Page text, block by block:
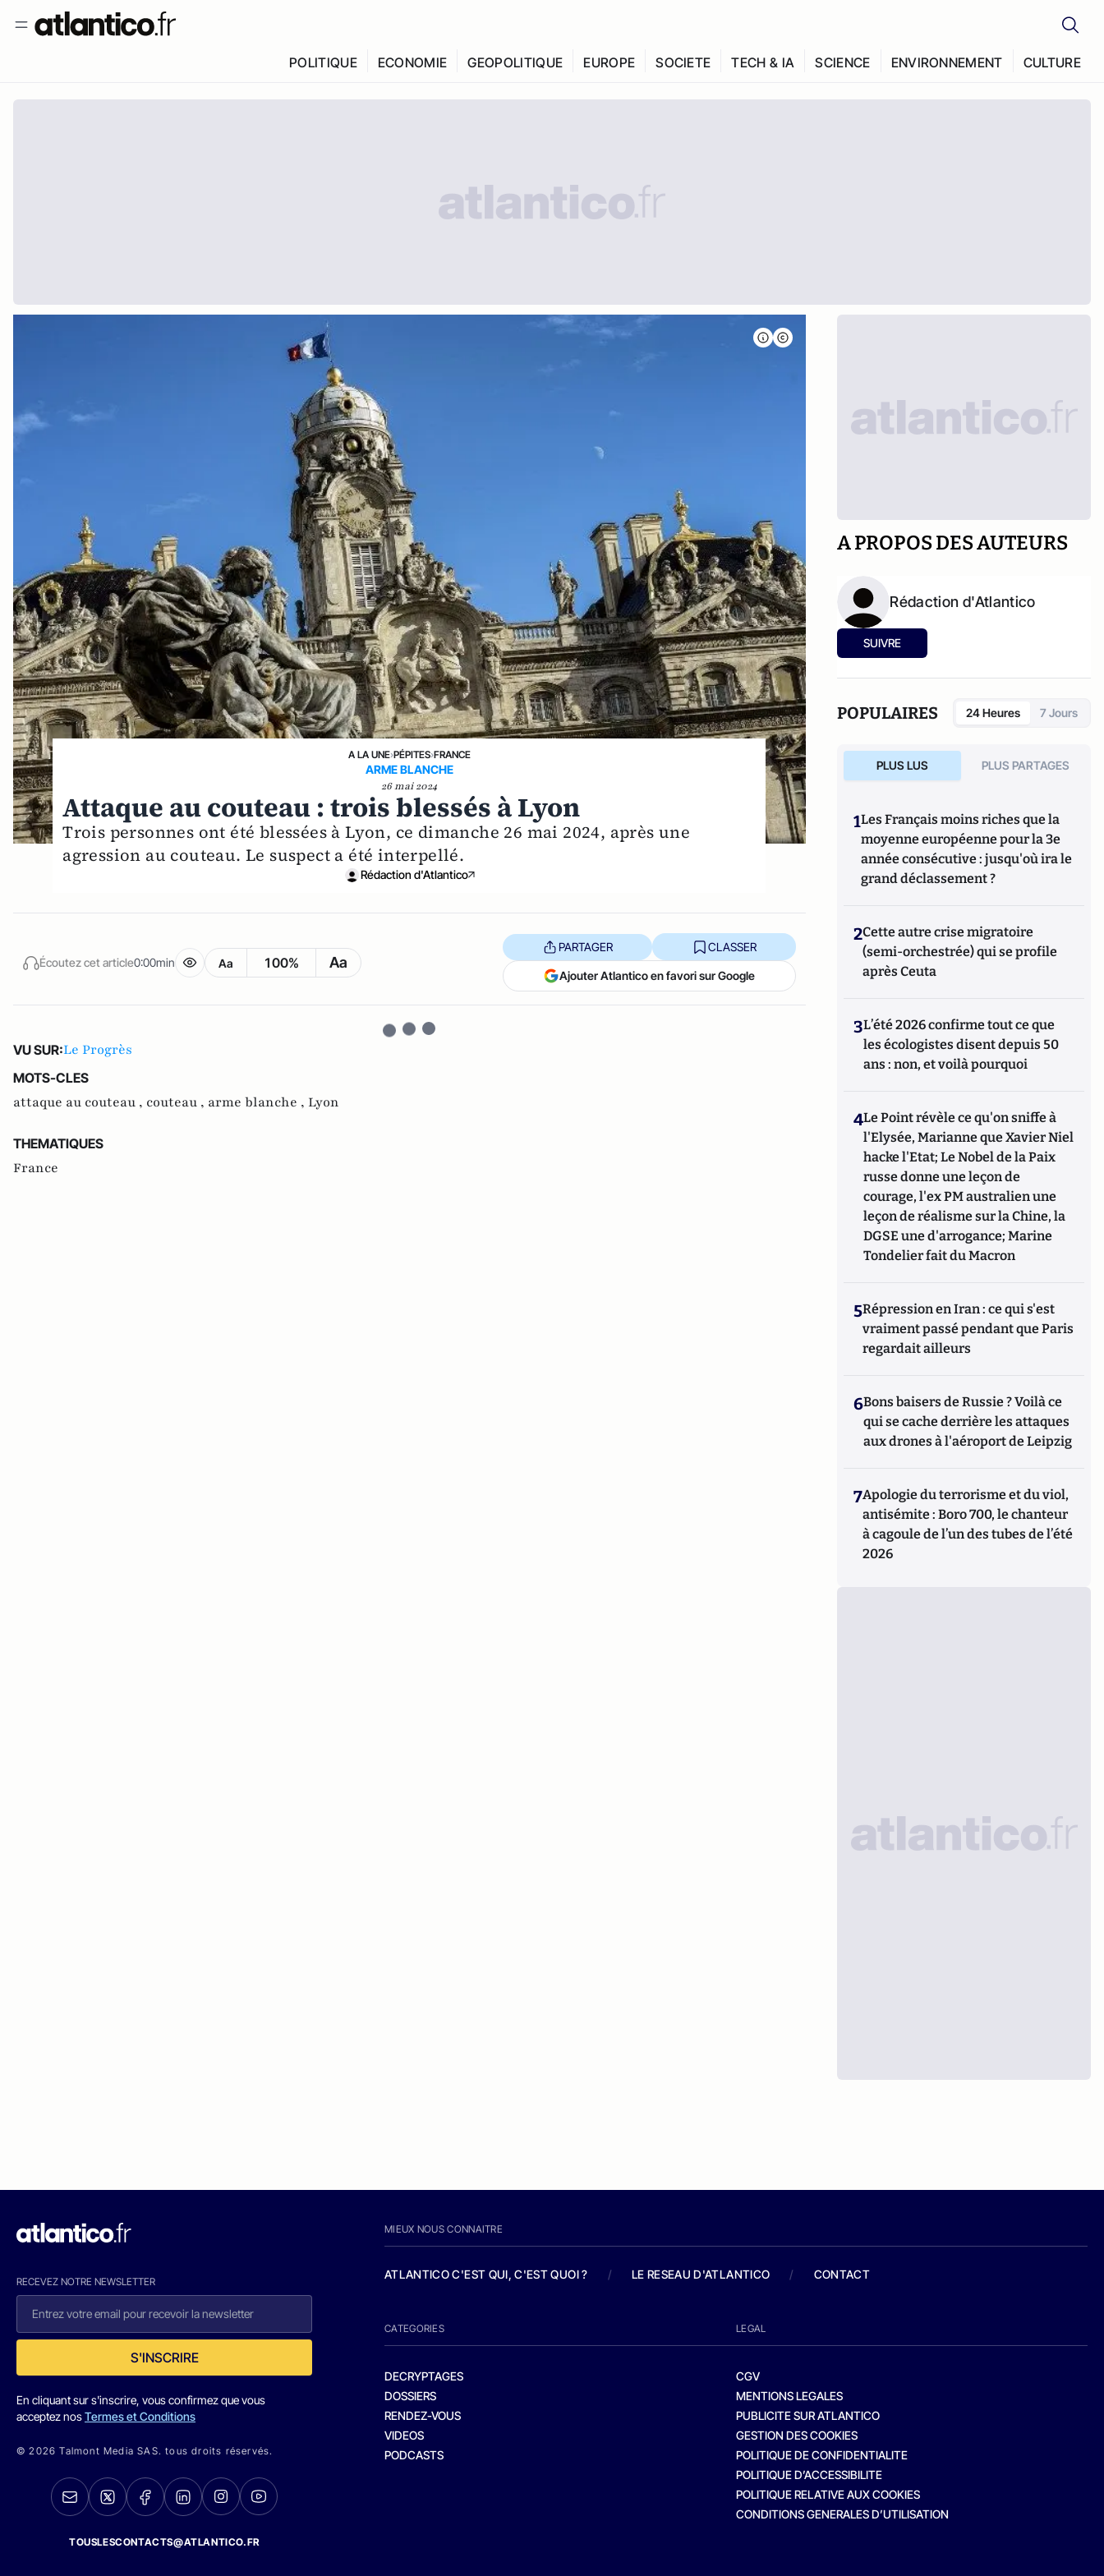
POLITIQUE ECONOMIE GEOPOLITIQUE EUROPE SOCIETE TECH & IA SCIENCE ENVIRONNEMENT CULTURE
A LA UNE›PÉPITES›FRANCE
ARME BLANCHE
26 mai 2024
Attaque au couteau : trois blessés à Lyon
Trois personnes ont été blessées à Lyon, ce dimanche 26 mai 2024, après une
agression au couteau. Le suspect a été interpellé.
Rédaction d'Atlantico
Écoutez cet article0:00min Aa 100% Aa
PARTAGER CLASSER
Ajouter Atlantico en favori sur Google
VU SUR:Le Progrès
MOTS-CLES
attaque au couteau , couteau , arme blanche , Lyon
THEMATIQUES
France
A PROPOS DES AUTEURS
Rédaction d'Atlantico
SUIVRE
POPULAIRES 24 Heures 7 Jours
PLUS LUS PLUS PARTAGES
1Les Français moins riches que la
moyenne européenne pour la 3e
année consécutive : jusqu'où ira le
grand déclassement ?
2Cette autre crise migratoire
(semi-orchestrée) qui se profile
après Ceuta
3L’été 2026 confirme tout ce que
les écologistes disent depuis 50
ans : non, et voilà pourquoi
4Le Point révèle ce qu'on sniffe à
l'Elysée, Marianne que Xavier Niel
hacke l'Etat; Le Nobel de la Paix
russe donne une leçon de
courage, l'ex PM australien une
leçon de réalisme sur la Chine, la
DGSE une d'arrogance; Marine
Tondelier fait du Macron
5Répression en Iran : ce qui s'est
vraiment passé pendant que Paris
regardait ailleurs
6Bons baisers de Russie ? Voilà ce
qui se cache derrière les attaques
aux drones à l'aéroport de Leipzig
7Apologie du terrorisme et du viol,
antisémite : Boro 700, le chanteur
à cagoule de l’un des tubes de l’été
2026
RECEVEZ NOTRE NEWSLETTER
S'INSCRIRE
En cliquant sur s'inscrire, vous confirmez que vous
acceptez nosTermes et Conditions
© 2026 Talmont Media SAS. tous droits réservés.
TOUSLESCONTACTS@ATLANTICO.FR
MIEUX NOUS CONNAITRE
ATLANTICO C'EST QUI, C'EST QUOI ? / LE RESEAU D'ATLANTICO / CONTACT
CATEGORIES
DECRYPTAGES
DOSSIERS
RENDEZ-VOUS
VIDEOS
PODCASTS
LEGAL
CGV
MENTIONS LEGALES
PUBLICITE SUR ATLANTICO
GESTION DES COOKIES
POLITIQUE DE CONFIDENTIALITE
POLITIQUE D’ACCESSIBILITE
POLITIQUE RELATIVE AUX COOKIES
CONDITIONS GENERALES D’UTILISATION